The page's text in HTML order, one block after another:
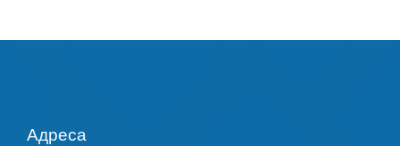
Адреса